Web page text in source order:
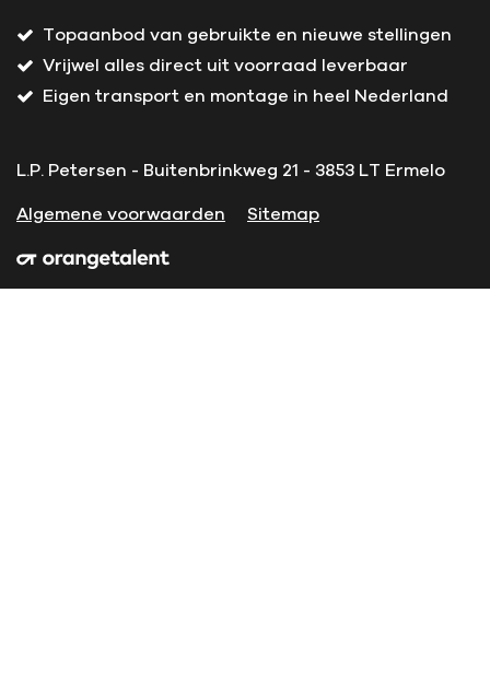
Topaanbod van gebruikte en nieuwe stellingen
Vrijwel alles direct uit voorraad leverbaar
Eigen transport en montage in heel Nederland
L.P. Petersen - Buitenbrinkweg 21 - 3853 LT Ermelo
Algemene voorwaarden Sitemap